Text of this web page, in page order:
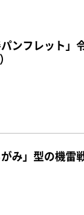
パンフレット
がみ」型の機